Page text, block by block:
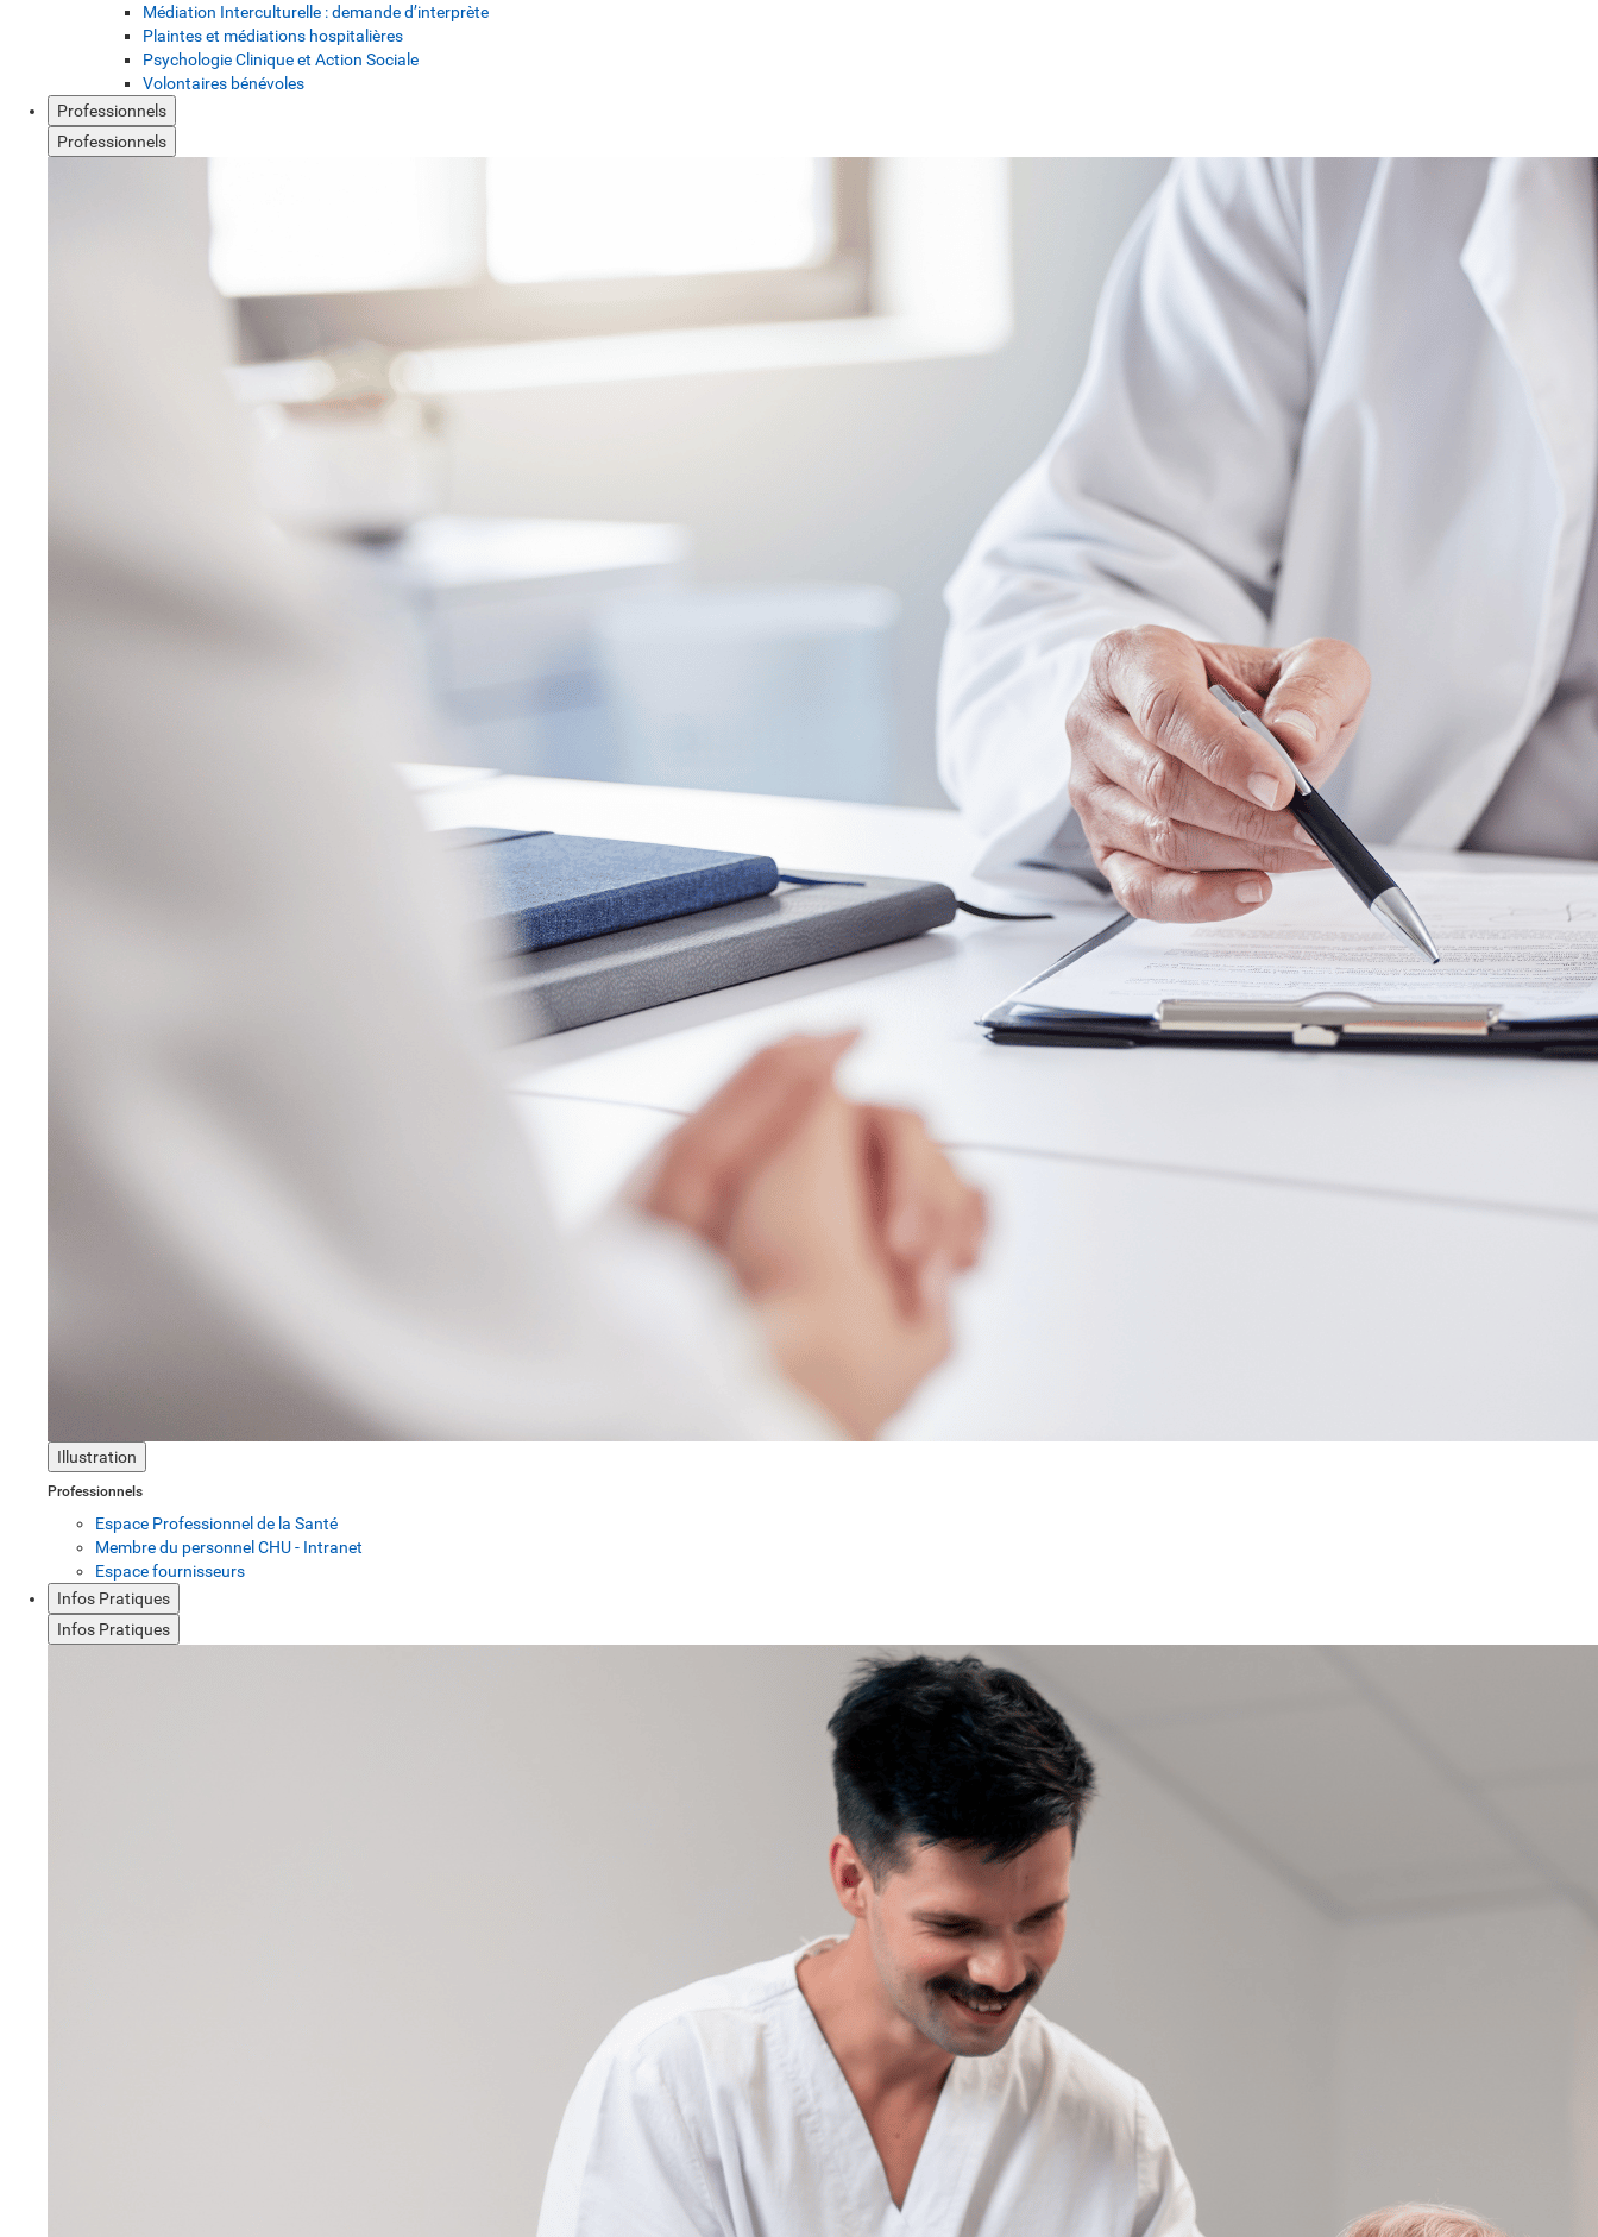
Médiation Interculturelle : demande d’interprète
Plaintes et médiations hospitalières
Psychologie Clinique et Action Sociale
Volontaires bénévoles
Professionnels
Professionnels
Illustration
Professionnels
Espace Professionnel de la Santé
Membre du personnel CHU - Intranet
Espace fournisseurs
Infos Pratiques
Infos Pratiques